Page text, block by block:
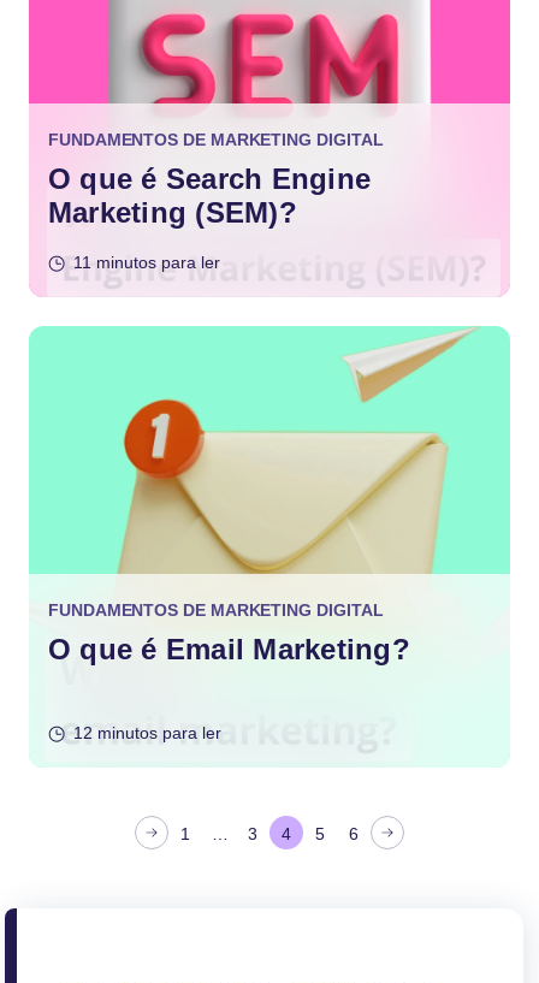
FUNDAMENTOS DE MARKETING DIGITAL
O que é Search Engine
Marketing (SEM)?
11 minutos para ler
FUNDAMENTOS DE MARKETING DIGITAL
O que é Email Marketing?
12 minutos para ler
1 … 3 4 5 6